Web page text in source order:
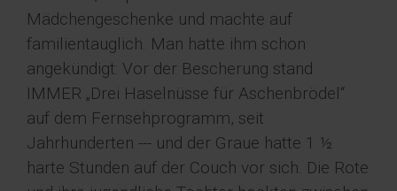
Mädchengeschenke und machte auf
familientauglich. Man hatte ihm schon
angekündigt: Vor der Bescherung stand
IMMER „Drei Haselnüsse für Aschenbrödel“
auf dem Fernsehprogramm, seit
Jahrhunderten --- und der Graue hatte 1 ½
harte Stunden auf der Couch vor sich. Die Rote